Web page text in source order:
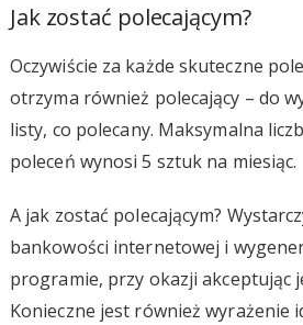
Jak zostać polecającym?
Oczywiście za każde skuteczne
otrzyma również polecający – do
listy, co polecany. Maksymalna
poleceń wynosi 5 sztuk na miesiąc.
A jak zostać polecającym?
bankowości internetowej i
programie, przy okazji akceptując
Konieczne jest również wyrażenie